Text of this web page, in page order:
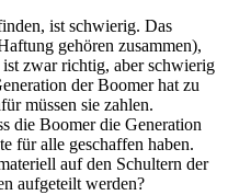
ist schwierig. Das
gehören zusammen),
zwar richtig, aber schwierig
der Boomer hat zu
müssen sie zahlen.
die Boomer die Generation
für alle geschaffen haben.
auf den Schultern der
aufgeteilt werden?